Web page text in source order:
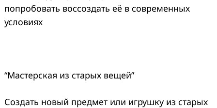
попробовать воссоздать её в современных
условиях
“Мастерская из старых вещей”
Создать новый предмет или игрушку из старых